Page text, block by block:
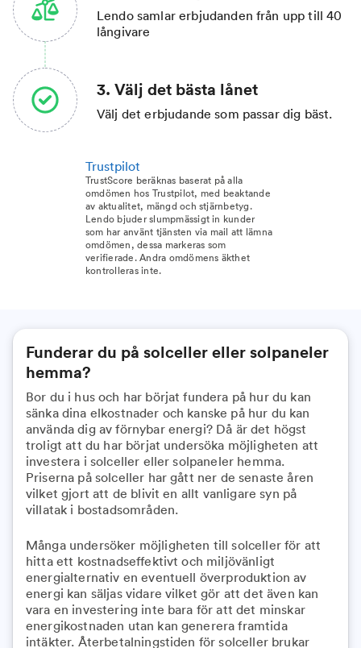
Lendo samlar erbjudanden från upp till 40
långivare
3. Välj det bästa lånet
Välj det erbjudande som passar dig bäst.
Trustpilot
TrustScore beräknas baserat på alla
omdömen hos Trustpilot, med beaktande
av aktualitet, mängd och stjärnbetyg.
Lendo bjuder slumpmässigt in kunder
som har använt tjänsten via mail att lämna
omdömen, dessa markeras som
verifierade. Andra omdömens äkthet
kontrolleras inte.
Funderar du på solceller eller solpaneler
hemma?
Bor du i hus och har börjat fundera på hur du kan
sänka dina elkostnader och kanske på hur du kan
använda dig av förnybar energi? Då är det högst
troligt att du har börjat undersöka möjligheten att
investera i solceller eller solpaneler hemma.
Priserna på solceller har gått ner de senaste åren
vilket gjort att de blivit en allt vanligare syn på
villatak i bostadsområden.
Många undersöker möjligheten till solceller för att
hitta ett kostnadseffektivt och miljövänligt
energialternativ en eventuell överproduktion av
energi kan säljas vidare vilket gör att det även kan
vara en investering inte bara för att det minskar
energikostnaden utan kan generera framtida
intäkter. Återbetalningstiden för solceller brukar